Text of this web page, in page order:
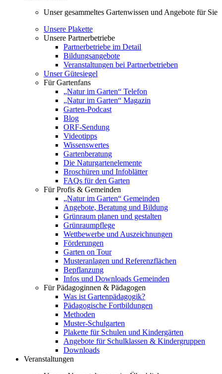
Unser gesammeltes Gartenwissen und Angebote für Sie
Unsere Plakette
Unsere Partnerbetriebe
Partnerbetriebe im Detail
Bildungsangebote
Veranstaltungen bei Partnerbetrieben
Unser Gütesiegel
Für Gartenfans
„Natur im Garten“ Telefon
„Natur im Garten“ Magazin
Garten-Podcast
Blog
ORF-Sendung
Videotipps
Wissenswertes
Gartenberatung
Die Naturgartenelemente
Broschüren und Infoblätter
FAQs für den Garten
Für Profis & Gemeinden
„Natur im Garten“ Gemeinden
Angebote, Beratung und Bildung
Grünraum planen und gestalten
Grünraumpflege
Wettbewerbe und Auszeichnungen
Förderungen
Garten on Tour
Musteranlagen und Referenzflächen
Bepflanzung
Infos und Downloads Gemeinden
Für Pädagoginnen & Pädagogen
Was ist Gartenpädagogik?
Pädagogische Fortbildungen
Methoden
Muster-Schulgarten
Plakette für Schulen und Kindergärten
Angebote für Schulklassen & Kindergruppen
Downloads
Veranstaltungen